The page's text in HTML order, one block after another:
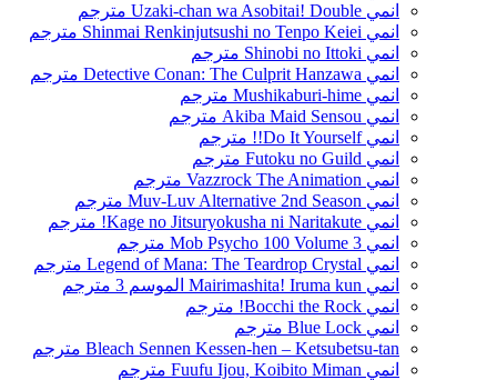
انمي Uzaki-chan wa Asobitai! Double مترجم
انمي Shinmai Renkinjutsushi no Tenpo Keiei مترجم
انمي Shinobi no Ittoki مترجم
انمي Detective Conan: The Culprit Hanzawa مترجم
انمي Mushikaburi-hime مترجم
انمي Akiba Maid Sensou مترجم
انمي Do It Yourself!! مترجم
انمي Futoku no Guild مترجم
انمي Vazzrock The Animation مترجم
انمي Muv-Luv Alternative 2nd Season مترجم
انمي Kage no Jitsuryokusha ni Naritakute! مترجم
انمي Mob Psycho 100 Volume 3 مترجم
انمي Legend of Mana: The Teardrop Crystal مترجم
انمي Mairimashita! Iruma kun الموسم 3 مترجم
انمي Bocchi the Rock! مترجم
انمي Blue Lock مترجم
Bleach Sennen Kessen-hen – Ketsubetsu-tan مترجم
انمي Fuufu Ijou, Koibito Miman مترجم